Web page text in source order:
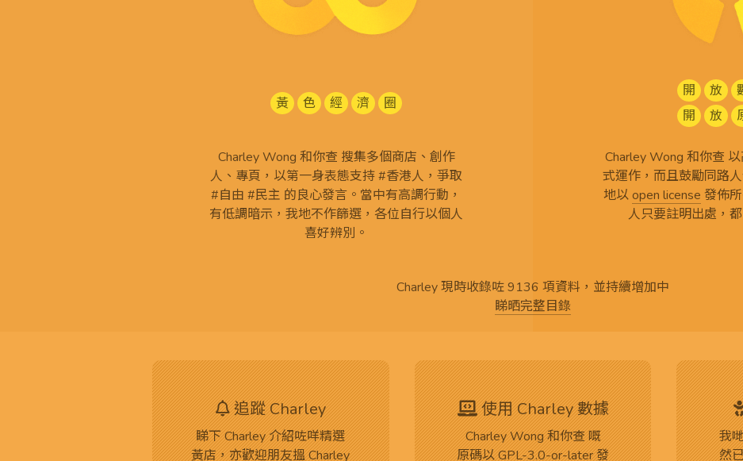
黃 色 經 濟 圈
Charley Wong 和你查 搜集多個商店、創作
人、專頁，以第一身表態支持 #香港人，爭取
#自由 #民主 的良心發言。當中有高調行動，
有低調暗示，我地不作篩選，各位自行以個人
喜好辨別。
開 放
開
放
Charley Wong 和你查
式運作，而且鼓勵同路
地以open license 發佈
人只要註明出處，
Charley 現時收錄咗 9136 項資料，並持續增加中
睇晒完整目錄
追蹤 Charley
睇下 Charley 介紹咗咩精選
黃店，亦歡迎朋友搵 Charley
使用 Charley 數據
Charley Wong 和你查 嘅
原碼以GPL-3.0-or-later發
我
然